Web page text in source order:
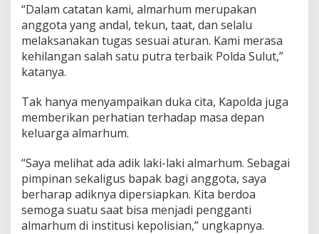
“Dalam catatan kami, almarhum merupakan
anggota yang andal, tekun, taat, dan selalu
melaksanakan tugas sesuai aturan. Kami merasa
kehilangan salah satu putra terbaik Polda Sulut,”
katanya.
Tak hanya menyampaikan duka cita, Kapolda juga
memberikan perhatian terhadap masa depan
keluarga almarhum.
“Saya melihat ada adik laki-laki almarhum. Sebagai
pimpinan sekaligus bapak bagi anggota, saya
berharap adiknya dipersiapkan. Kita berdoa
semoga suatu saat bisa menjadi pengganti
almarhum di institusi kepolisian,” ungkapnya.